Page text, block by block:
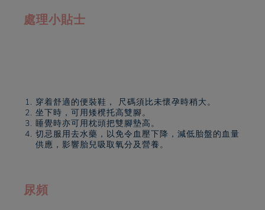
處理小貼士
穿着舒適的便裝鞋， 尺碼須比未懷孕時稍大。
坐下時，可用矮櫈托高雙腳。
睡覺時亦可用枕頭把雙腳墊高。
切忌服用去水藥，以免令血壓下降，減低胎盤的血量
供應，影響胎兒吸取氧分及營養。
尿頻